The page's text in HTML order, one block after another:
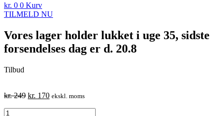
kr. 0 0 Kurv
TILMELD NU
Vores lager holder lukket i uge 35, sidste
forsendelses dag er d. 20.8
Tilbud
kr.249 Original
kr. 170Current
ekskl. moms
OVA